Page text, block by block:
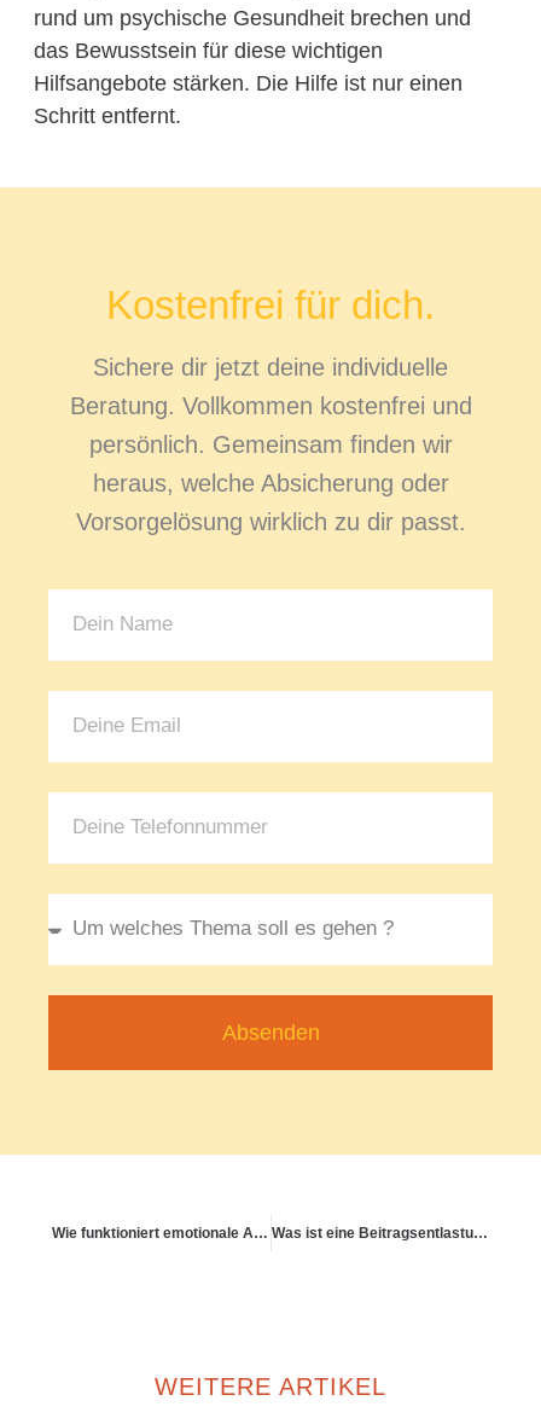
rund um psychische Gesundheit brechen und
das Bewusstsein für diese wichtigen
Hilfsangebote stärken. Die Hilfe ist nur einen
Schritt entfernt.
Kostenfrei für dich.
Sichere dir jetzt deine individuelle
Beratung. Vollkommen kostenfrei und
persönlich. Gemeinsam finden wir
heraus, welche Absicherung oder
Vorsorgelösung wirklich zu dir passt.
Absenden
Wie funktioniert emotionale Abgrenzung mit Herz? Was ist eine Beitragsentlastung im Alter?
WEITERE ARTIKEL